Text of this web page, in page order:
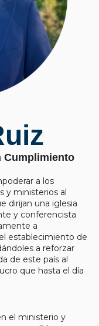
Cumplimiento
a los
y ministerios al
dirijan una iglesia
y conferencista
a
establecimiento de
a reforzar
de este país al
que hasta el día
el ministerio y